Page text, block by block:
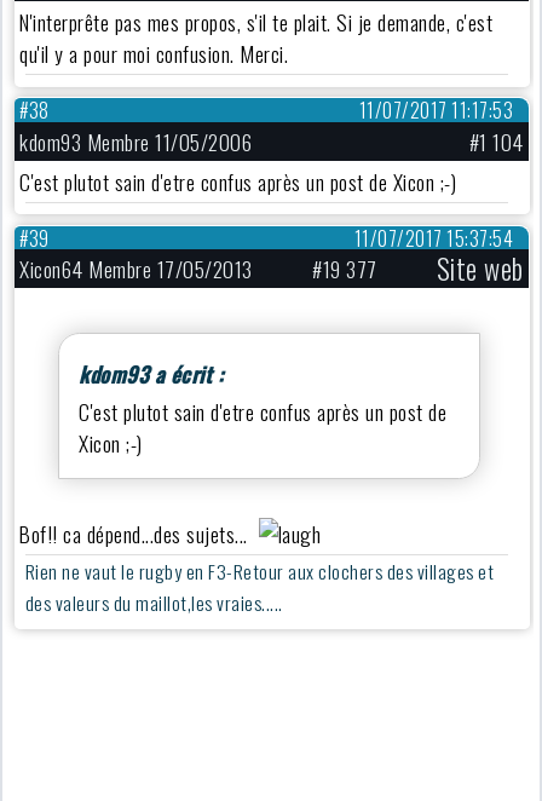
N'interprête pas mes propos, s'il te plait. Si je demande, c'est
qu'il y a pour moi confusion. Merci.
11/07/2017 11:17:53
#38
kdom93 Membre 11/05/2006
#1 104
C'est plutot sain d'etre confus après un post de Xicon ;-)
11/07/2017 15:37:54
#39
Xicon64 Membre 17/05/2013 #19 377 Site web
kdom93 a écrit :
C'est plutot sain d'etre confus après un post de
Xicon ;-)
Bof!! ca dépend...des sujets...
Rien ne vaut le rugby en F3-Retour aux clochers des villages et
des valeurs du maillot,les vraies.....